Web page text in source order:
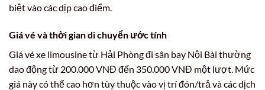
biệt vào các dịp cao điểm.
Giá vé và thời gian di chuyển ước tính
Giá vé xe limousine từ Hải Phòng đi sân bay Nội Bài thường
dao động từ 200.000 VNĐ đến 350.000 VNĐ một lượt. Mức
giá này có thể cao hơn tùy thuộc vào vị trí đón/trả và các dịch